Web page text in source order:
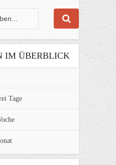
IM ÜBERBLICK
Tage